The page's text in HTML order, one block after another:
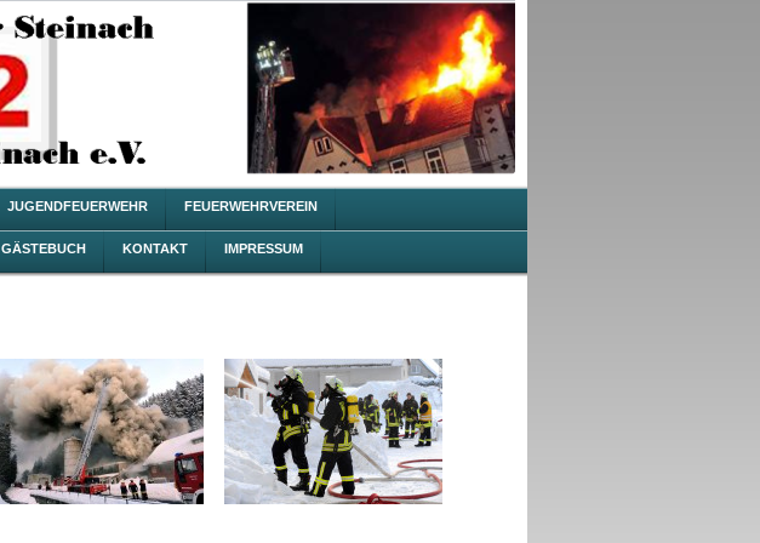
JUGENDFEUERWEHR FEUERWEHRVEREIN
GÄSTEBUCH KONTAKT IMPRESSUM